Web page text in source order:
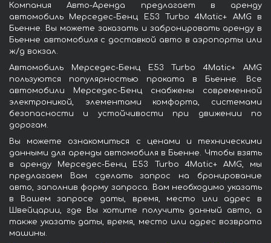
Компания Авто-Аренда предлагает в аренду
автомобиль Мерседес-Бенц E53 Turbo 4Matic+ AMG в
Бьенне. Вы можете заказать и забронировать аренду в
Бьенне автомобиля с доставкой авто в аэропорты или
ж/д вокзал.
Автомобиль Мерседес-Бенц E53 Turbo 4Matic+ AMG
пользуются популярностью проката в Бьенне. Все
автомобили Мерседес-Бенц снабжены современной
электроникой, элементами комфорта, системами
безопасности и устойчивости при движении по
дорогам.
Вы можете ознакомиться с ценами и техническими
данными для аренды автомобиля в Бьенне. Чтобы взять
в аренду Мерседес-Бенц E53 Turbo 4Matic+ AMG, мы
предлагаем Вам сделать запрос на бронирование
авто, заполнив форму запроса. Вам необходимо указать
в Вашем запросе даты, время, место или адрес в
Швейцарии, где Вы хотите получить данный авто, а
также указать даты, время, место или адрес возврата
машины.